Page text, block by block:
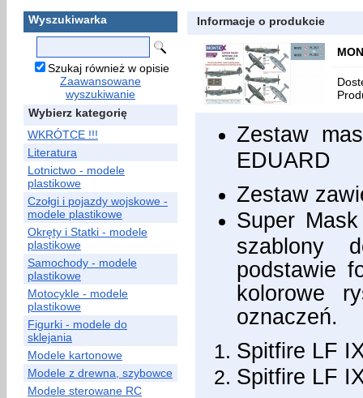
Wyszukiwarka
Szukaj również w opisie
Zaawansowane
wyszukiwanie
Wybierz kategorię
WKRÓTCE !!!
Literatura
Lotnictwo - modele
plastikowe
Czołgi i pojazdy wojskowe -
modele plastikowe
Okręty i Statki - modele
plastikowe
Samochody - modele
plastikowe
Motocykle - modele
plastikowe
Figurki - modele do
sklejania
Modele kartonowe
Modele z drewna, szybowce
Modele sterowane RC
Informacje o produkcie
Zestaw
EDUARD
Zestaw
Super
szablony
podstawie
kolorowe
oznaczeń.
Spitfire LF
Spitfire LF